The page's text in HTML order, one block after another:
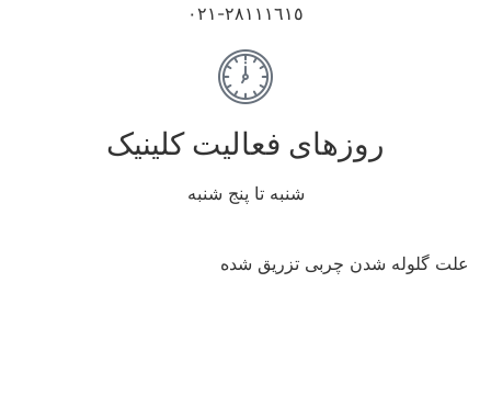
٢٨١١١٦١٥-٠٢١
روزهای فعالیت کلینیک
شنبه تا پنج شنبه
علت گلوله شدن چربی تزریق شده